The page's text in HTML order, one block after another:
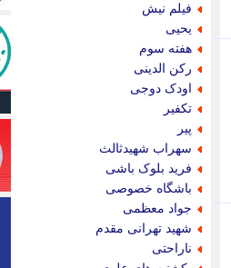
فیلم نیش
یحیی
هفته سوم
رکن الدینی
اودک دوجی
تکفیر
پیر
سهراب شهیدثالث
فرید بلوک باشی
باشگاه خصوصی
جواد معظمی
شهید تهرانی مقدم
ناراحتی